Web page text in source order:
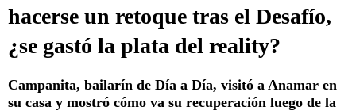
hacerse un retoque tras el Desafío,
¿se gastó la plata del reality?
Campanita, bailarín de Día a Día, visitó a Anamar en
su casa y mostró cómo va su recuperación luego de la